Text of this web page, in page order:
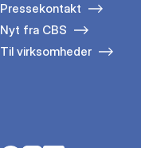
Pressekontakt
Nyt fra CBS
Til virksomheder